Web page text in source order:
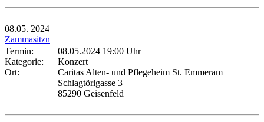
08.05. 2024
Zammasitzn
Termin:
08.05.2024 19:00 Uhr
Kategorie:
Konzert
Ort:
Caritas Alten- und Pflegeheim St. Emmeram
Schlagtörlgasse 3
85290 Geisenfeld